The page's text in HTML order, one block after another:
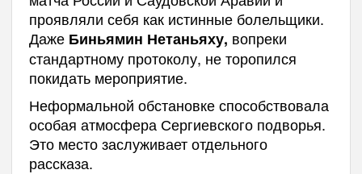
проявляли себя как истинные болельщики.
Даже Биньямин Нетаньяху, вопреки
стандартному протоколу, не торопился
покидать мероприятие.
Неформальной обстановке способствовала
особая атмосфера Сергиевского подворья.
Это место заслуживает отдельного
рассказа.